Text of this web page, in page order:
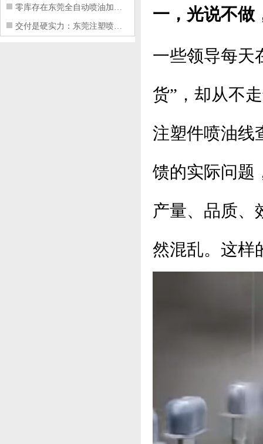
零库存在东莞全自动喷油加工厂不可行的
交付是硬实力：东莞注塑喷油厂如何用齐
一，光说不做
一些领导每天
货”，却从不
注塑件喷油线
馈的实际问题
产量、品质、
然混乱。这样